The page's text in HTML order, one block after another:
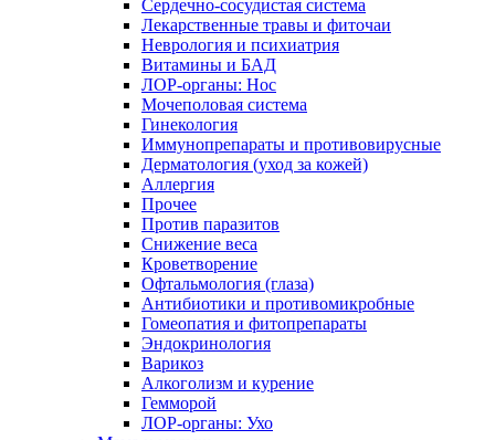
Сердечно-сосудистая система
Лекарственные травы и фиточаи
Неврология и психиатрия
Витамины и БАД
ЛОР-органы: Нос
Мочеполовая система
Гинекология
Иммунопрепараты и противовирусные
Дерматология (уход за кожей)
Аллергия
Прочее
Против паразитов
Снижение веса
Кроветворение
Офтальмология (глаза)
Антибиотики и противомикробные
Гомеопатия и фитопрепараты
Эндокринология
Варикоз
Алкоголизм и курение
Гемморой
ЛОР-органы: Ухо